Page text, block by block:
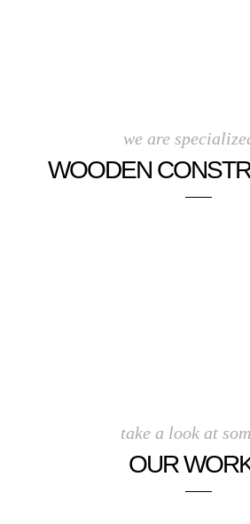
we are
WOODEN
take a look at
OUR